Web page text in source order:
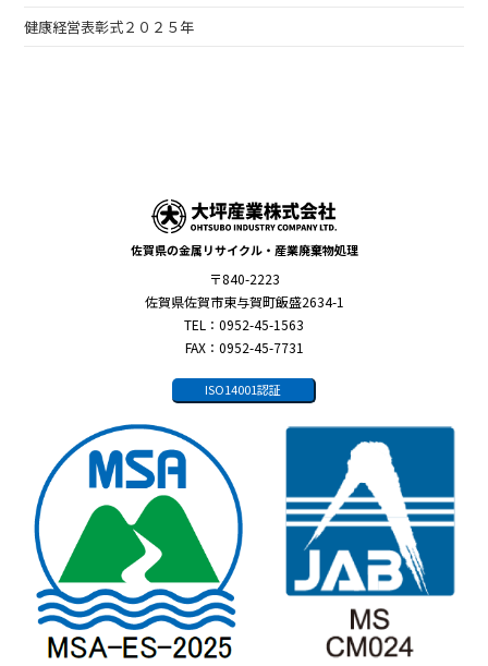
健康経営表彰式２０２５年
佐賀県の金属リサイクル・産業廃棄物処理
〒840-2223
佐賀県佐賀市東与賀町飯盛2634-1
TEL：0952-45-1563
FAX：0952-45-7731
ISO14001認証